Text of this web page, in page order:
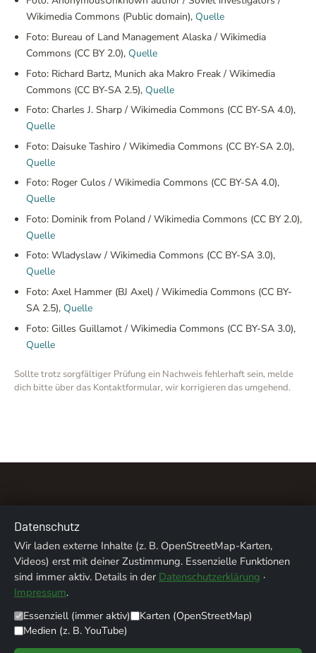
Wikimedia Commons (Public domain), Quelle
Foto: Bureau of Land Management Alaska / Wikimedia
Commons (CC BY 2.0), Quelle
Foto: Richard Bartz, Munich aka Makro Freak / Wikimedia
Commons (CC BY-SA 2.5), Quelle
Foto: Charles J. Sharp / Wikimedia Commons (CC BY-SA 4.0),
Quelle
Foto: Daisuke Tashiro / Wikimedia Commons (CC BY-SA 2.0),
Quelle
Foto: Roger Culos / Wikimedia Commons (CC BY-SA 4.0),
Quelle
Foto: Dominik from Poland / Wikimedia Commons (CC BY 2.0),
Quelle
Foto: Wladyslaw / Wikimedia Commons (CC BY-SA 3.0),
Quelle
Foto: Axel Hammer (BJ Axel) / Wikimedia Commons (CC BY-
SA 2.5), Quelle
Foto: Gilles Guillamot / Wikimedia Commons (CC BY-SA 3.0),
Quelle
Sollte trotz sorgfältiger Prüfung ein Nachweis fehlerhaft sein, melde
dich bitte über das Kontaktformular, wir korrigieren das umgehend.
Über uns Kontakt Impressum
Datenschutz
Bildnachweise
© 2026 ALPENTREFF · POWERED BYMIKO24 - IT SERVICE
Datenschutz
Wir laden externe Inhalte (z. B. OpenStreetMap-Karten,
Videos) erst mit deiner Zustimmung. Essenzielle Funktionen
sind immer aktiv. Details in der Datenschutzerklärung ·
Impressum.
Essenziell (immer aktiv)
Karten (OpenStreetMap)
Medien (z. B. YouTube)